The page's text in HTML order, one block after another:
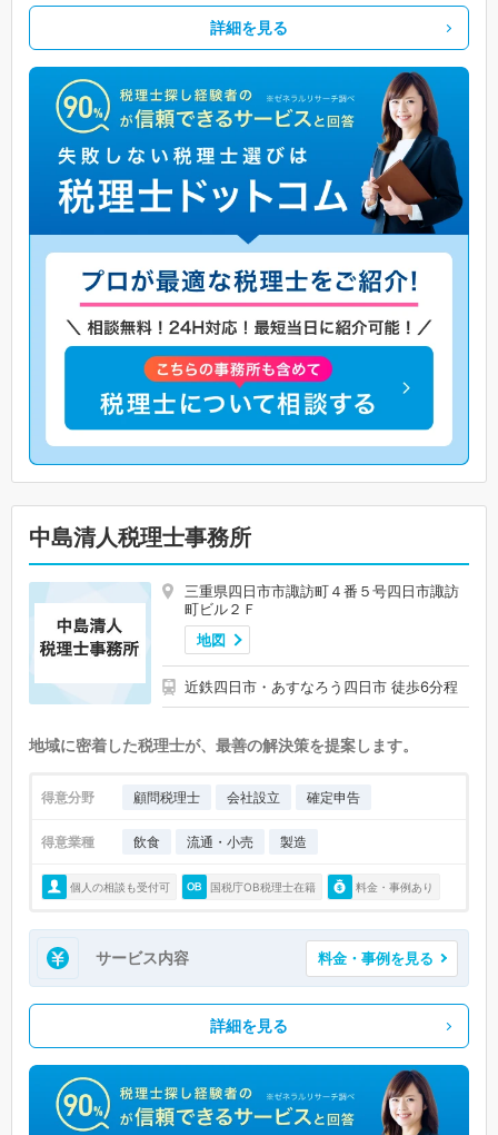
詳細を見る
中島清人税理士事務所
三重県四日市市諏訪町４番５号四日市諏訪
町ビル２Ｆ
地図
近鉄四日市・あすなろう四日市 徒歩6分程
地域に密着した税理士が、最善の解決策を提案します。
得意分野 顧問税理士 会社設立 確定申告
得意業種 飲食 流通・小売 製造
個人の相談も受付可 国税庁OB税理士在籍 料金・事例あり
サービス内容 料金・事例を見る
詳細を見る